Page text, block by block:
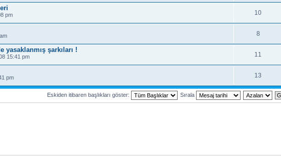
pm 10
8
yasaklanmış şarkıları !
15:41 pm 11
pm 13
Eskiden itibaren başlıkları göster: Sırala